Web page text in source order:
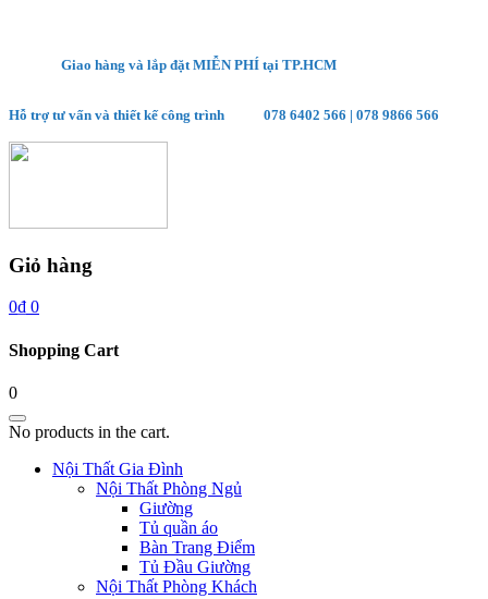
Giao hàng và lắp đặt MIỄN PHÍ tại TP.HCM
Hỗ trợ tư vấn và thiết kế công trình 078 6402 566 |078 9866 566
Giỏ hàng
0₫ 0
Shopping Cart
0
No products in the cart.
Nội Thất Gia Đình
Nội Thất Phòng Ngủ
Giường
Tủ quần áo
Bàn Trang Điểm
Tủ Đầu Giường
Nội Thất Phòng Khách